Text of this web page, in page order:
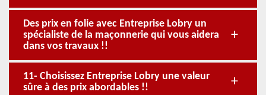
Des prix en folie avec Entreprise Lobry un
spécialiste de la maçonnerie qui vous aidera
dans vos travaux !!
11- Choisissez Entreprise Lobry une valeur
sûre à des prix abordables !!